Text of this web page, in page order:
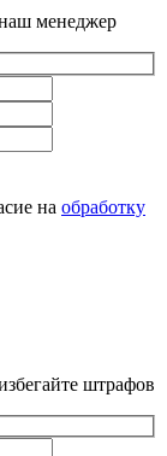
менеджер
на обработку
штрафов